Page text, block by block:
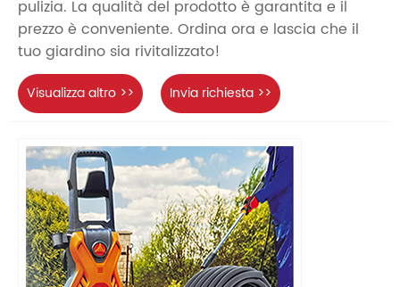
pulizia. La qualità del prodotto è garantita e il
prezzo è conveniente. Ordina ora e lascia che il
tuo giardino sia rivitalizzato!
Visualizza altro >> Invia richiesta >>